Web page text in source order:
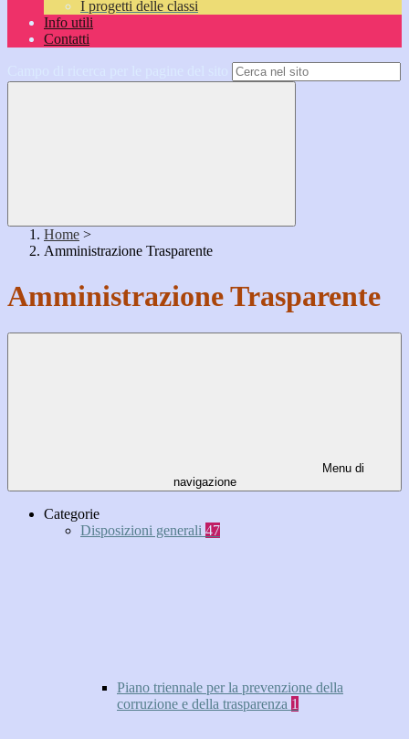
I progetti delle classi
Info utili
Contatti
Home >
Amministrazione Trasparente
Amministrazione Trasparente
Menu di
navigazione
Categorie
Disposizioni generali 47
Piano triennale per la prevenzione della
corruzione e della trasparenza 1